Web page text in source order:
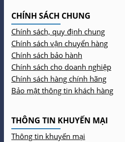
CHÍNH SÁCH CHUNG
Chính sách, quy định chung
Chính sách vận chuyển hàng
Chính sách bảo hành
Chính sách cho doanh nghiệp
Chính sách hàng chính hãng
Bảo mật thông tin khách hàng
THÔNG TIN KHUYẾN MẠI
Thông tin khuyến mại